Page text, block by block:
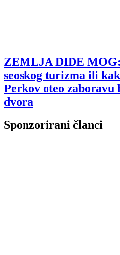
ZEMLJA DIDE
seoskog turizma ili
Perkov oteo
dvora
Sponzorirani članci